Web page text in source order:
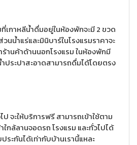
ที่เกาหลีน้ำดื่มอยู่ในห้องพักจะมี 2 ขวด
นน้ำแร่และมินิบาร์ในโรงแรมราคาจะ
านค้าด้านนอกโรงแรม ในห้องพักมี
ประปาสะอาดสามารถดื่มได้โดยตรง
จะให้บริการฟรี สามารถเข้าใช้ตาม
กล้ลานจอดรถ โรงแรม และทั่วไปได้
ระกันได้เท่ากับบ้านเรานี้แหละ